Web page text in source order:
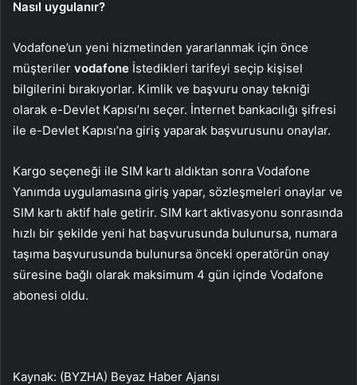
Nasıl uygulanır?
Vodafone’un yeni hizmetinden yararlanmak için önce
müşteriler vodafone İstedikleri tarifeyi seçip kişisel
bilgilerini bırakıyorlar. Kimlik ve başvuru onay tekniği
olarak e-Devlet Kapısı’nı seçer. İnternet bankacılığı şifresi
ile e-Devlet Kapısı’na giriş yaparak başvurusunu onaylar.
Kargo seçeneği ile SIM kartı aldıktan sonra Vodafone
Yanımda uygulamasına giriş yapar, sözleşmeleri onaylar ve
SIM kartı aktif hale getirir. SIM kart aktivasyonu sonrasında
hızlı bir şekilde yeni hat başvurusunda bulunursa, numara
taşıma başvurusunda bulunursa önceki operatörün onay
süresine bağlı olarak maksimum 4 gün içinde Vodafone
abonesi oldu.
Kaynak: (BYZHA) Beyaz Haber Ajansı